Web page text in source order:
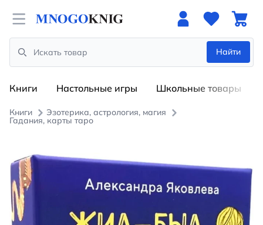
Open menu
Search
Найти
Книги Настольные игры Школьные товары
Книги Эзотерика, астрология, магия
Гадания, карты таро